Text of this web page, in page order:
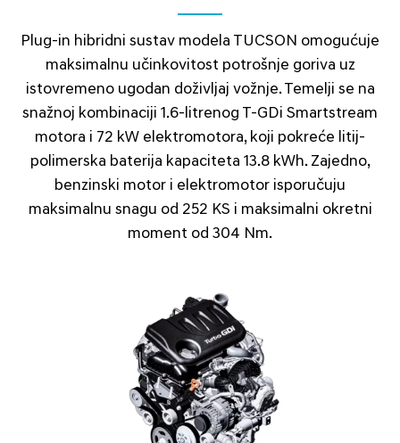
Plug-in hibridni sustav modela TUCSON omogućuje
maksimalnu učinkovitost potrošnje goriva uz
istovremeno ugodan doživljaj vožnje. Temelji se na
snažnoj kombinaciji 1.6-litrenog T-GDi Smartstream
motora i 72 kW elektromotora, koji pokreće litij-
polimerska baterija kapaciteta 13.8 kWh. Zajedno,
benzinski motor i elektromotor isporučuju
maksimalnu snagu od 252 KS i maksimalni okretni
moment od 304 Nm.